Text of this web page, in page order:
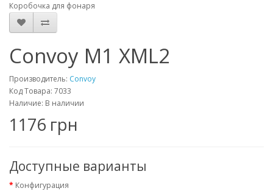
Коробочка для фонаря
Convoy M1 XML2
Производитель: Convoy
Код Товара: 7033
Наличие: В наличии
1176 грн
Доступные варианты
Конфигурация